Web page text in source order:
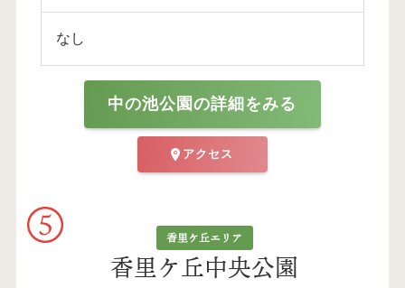
なし
中の池公園の詳細をみる
アクセス
香里ケ丘エリア
香里ケ丘中央公園